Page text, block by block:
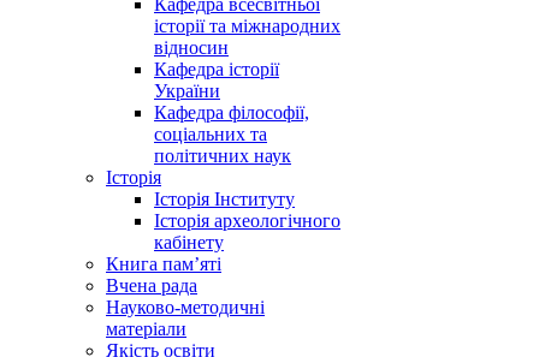
Кафедра всесвітньої
історії та міжнародних
відносин
Кафедра історії
України
Кафедра філософії,
соціальних та
політичних наук
Історія
Історія Інституту
Історія археологічного
кабінету
Книга памʼяті
Вчена рада
Науково-методичні
матеріали
Якість освіти